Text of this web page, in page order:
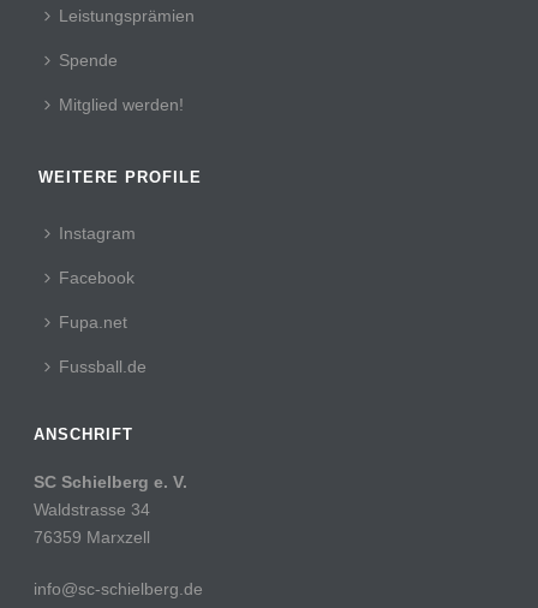
Leistungsprämien
Spende
Mitglied werden!
WEITERE PROFILE
Instagram
Facebook
Fupa.net
Fussball.de
ANSCHRIFT
SC Schielberg e. V.
Waldstrasse 34
76359 Marxzell
info@sc-schielberg.de